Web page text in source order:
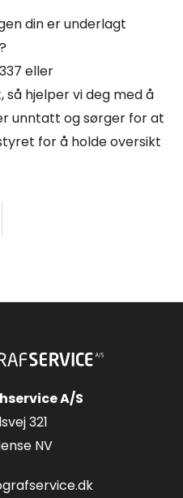
din er underlagt
eller
, så hjelper vi deg med å
unntatt og sørger for at
for å holde oversikt
A/S
321
NV